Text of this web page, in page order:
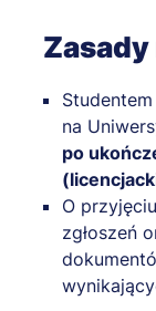
na
po
O
zgłoszeń